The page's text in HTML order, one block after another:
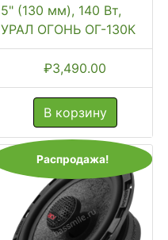
5" (130 мм), 140 Вт,
УРАЛ ОГОНЬ ОГ-130К
₽3,490.00
В корзину
Распродажа!